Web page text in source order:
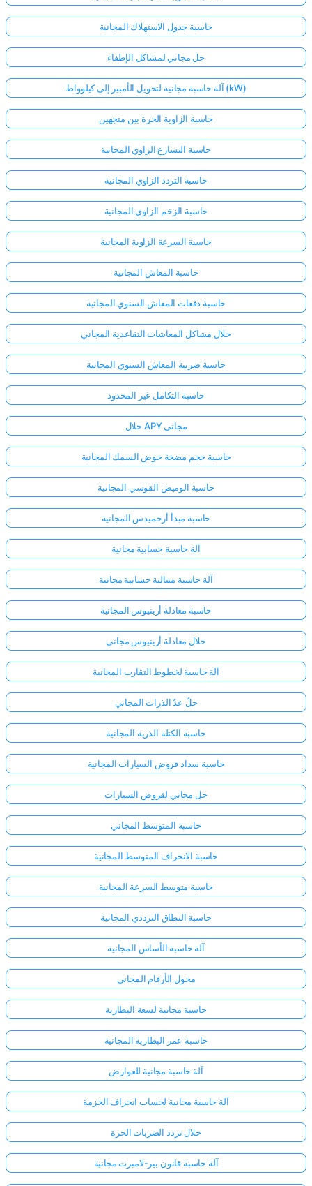
حاسبة جدول الاستهلاك المجانية
حل مجاني لمشاكل الإطفاء
آلة حاسبة مجانية لتحويل الأمبير إلى كيلوواط (kW)
حاسبة الزاوية الحرة بين متجهين
حاسبة التسارع الزاوي المجانية
حاسبة التردد الزاوي المجانية
حاسبة الزخم الزاوي المجانية
حاسبة السرعة الزاوية المجانية
حاسبة المعاش المجانية
حاسبة دفعات المعاش السنوي المجانية
حلال مشاكل المعاشات التقاعدية المجاني
حاسبة ضريبة المعاش السنوي المجانية
حاسبة التكامل غير المحدود
حلال APY مجاني
حاسبة حجم مضخة حوض السمك المجانية
حاسبة الوميض القوسي المجانية
حاسبة مبدأ أرخميدس المجانية
آلة حاسبة حسابية مجانية
آلة حاسبة متتالية حسابية مجانية
حاسبة معادلة أرينيوس المجانية
حلال معادلة أرينيوس مجاني
آلة حاسبة لخطوط التقارب المجانية
حلّ عدّ الذرات المجاني
حاسبة الكتلة الذرية المجانية
حاسبة سداد قروض السيارات المجانية
حل مجاني لقروض السيارات
حاسبة المتوسط المجاني
حاسبة الانحراف المتوسط المجانية
حاسبة متوسط السرعة المجانية
حاسبة النطاق الترددي المجانية
آلة حاسبة الأساس المجانية
محول الأرقام المجاني
حاسبة مجانية لسعة البطارية
حاسبة عمر البطارية المجانية
آلة حاسبة مجانية للعوارض
آلة حاسبة مجانية لحساب انحراف الحزمة
حلال تردد الضربات الحرة
آلة حاسبة قانون بير-لامبرت مجانية